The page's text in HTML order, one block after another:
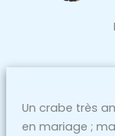
Un crabe très
en mariage ;